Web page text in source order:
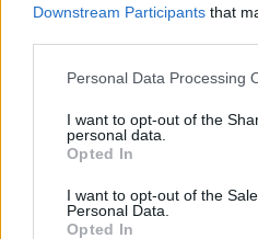
Downstream Participants that
Personal Data Processing
I want to opt-out of the
personal data.
Opted In
I want to opt-out of the
Personal Data.
Opted In